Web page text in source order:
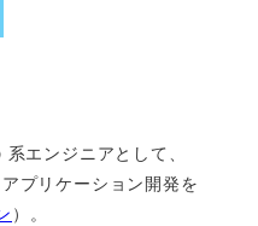
エンジニアとして、
プリケーション開発を
）。